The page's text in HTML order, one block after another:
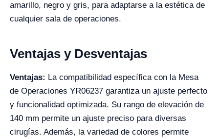
amarillo, negro y gris, para adaptarse a la estética de
cualquier sala de operaciones.
Ventajas y Desventajas
Ventajas: La compatibilidad específica con la Mesa
de Operaciones YR06237 garantiza un ajuste perfecto
y funcionalidad optimizada. Su rango de elevación de
140 mm permite un ajuste preciso para diversas
cirugías. Además, la variedad de colores permite